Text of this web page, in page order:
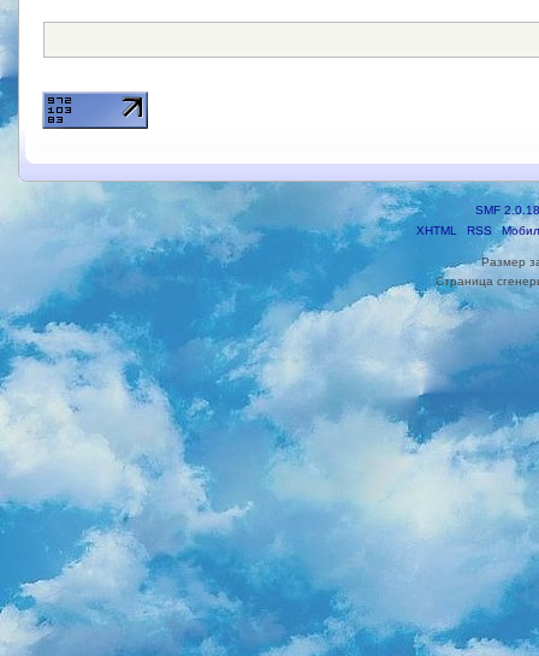
SMF 2.0.18
XHTML
RSS
Размер
Страница